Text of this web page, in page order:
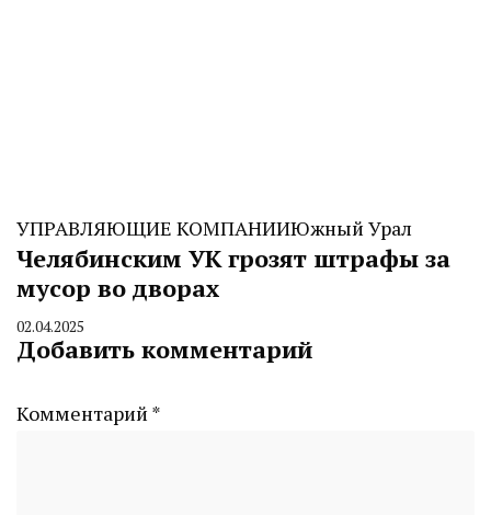
УПРАВЛЯЮЩИЕ КОМПАНИИЮжный Урал
Челябинским УК грозят штрафы за
мусор во дворах
By
CHELINDUSTRY
02.04.2025
Добавить комментарий
Комментарий *